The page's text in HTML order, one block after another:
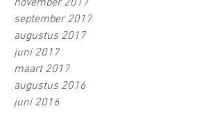
november 2017
september 2017
augustus 2017
juni 2017
maart 2017
augustus 2016
juni 2016